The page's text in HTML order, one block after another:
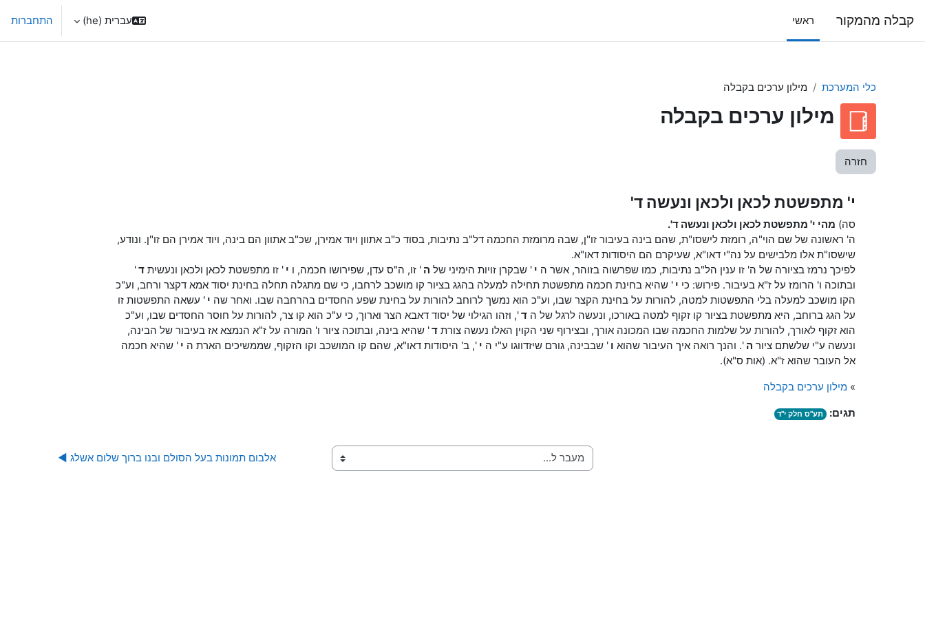
קבלה מהמקור ראשי עברית ‎(he)‎ התחברות
כלי המערכת מילון ערכים בקבלה
מילון ערכים בקבלה
חזרה
י' מתפשטת לכאן ולכאן ונעשה ד'
סה) מהי י' מתפשטת לכאן ולכאן ונעשה ד'.
ה' ראשונה של שם הוי"ה, רומזת לישסו"ת, שהם בינה בעיבור זו"ן, שבה מרומזת החכמה דל"ב נתיבות, בסוד כ"ב אתוון ויוד אמירן, שכ"ב אתוון הם בינה, ויוד אמירן הם זו"ן. ונודע,
שישסו"ת אלו מלבישים על נה"י דאו"א, שעיקרם הם היסודות דאו"א.
לפיכך נרמז בציורה של ה' זו ענין הל"ב נתיבות, כמו שפרשוה בזוהר, אשר ה י' שבקרן זויות הימיני של ה' זו, ה"ס עדן, שפירושו חכמה, ו י' זו מתפשטת לכאן ולכאן ונעשיתד'
ובתוכה ו' הרומז על ז"א בעיבור. פירוש: כי י' שהיא בחינת חכמה מתפשטת תחילה למעלה בהגג בציור קו מושכב לרחבו, כי שם מתגלה תחלה בחינת יסוד אמא דקצר ורחב, וע"כ
הקו מושכב למעלה בלי התפשטות למטה, להורות על בחינת הקצר שבו, וע"כ הוא נמשך לרוחב להורות על בחינת שפע החסדים בהרחבה שבו. ואחר שה י' עשאה התפשטות זו
על הגג ברוחב, היא מתפשטת בציור קו זקוף למטה באורכו, ונעשה לרגל של הד', וזהו הגילוי של יסוד דאבא הצר וארוך, כי ע"כ הוא קו צר, להורות על חוסר החסדים שבו, וע"כ
הוא זקוף לאורך, להורות על שלמות החכמה שבו המכונה אורך, ובצירוף שני הקוין האלו נעשה צורתד' שהיא בינה, ובתוכה ציור ו' המורה על ז"א הנמצא אז בעיבור של הבינה,
ונעשה ע"י שלשתם ציור ה'. והנך רואה איך העיבור שהוא ו' שבבינה, גורם שיזדווגו ע"י ה י', ב' היסודות דאו"א, שהם קו המושכב וקו הזקוף, שממשיכים הארת ה י' שהיא חכמה
אל העובר שהוא ז"א. (אות ס"א).
»מילון ערכים בקבלה
תגים:
תע"ס חלק י"ד
מעבר ל... אלבום תמונות בעל הסולם ובנו ברוך שלום אשלג ◀︎